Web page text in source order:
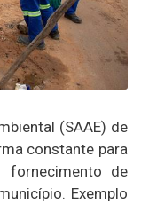
(SAAE) de
constante para
fornecimento de
Exemplo